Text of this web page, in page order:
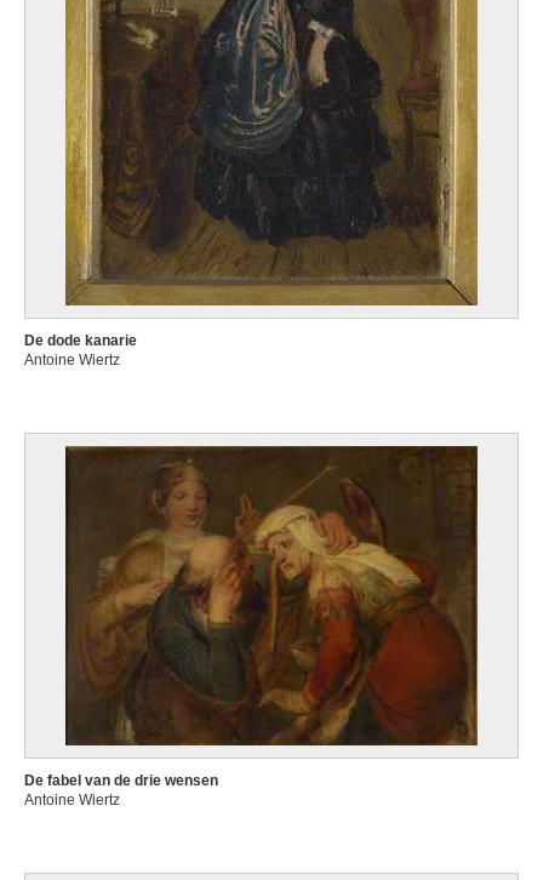
De dode kanarie
Antoine Wiertz
De fabel van de drie wensen
Antoine Wiertz